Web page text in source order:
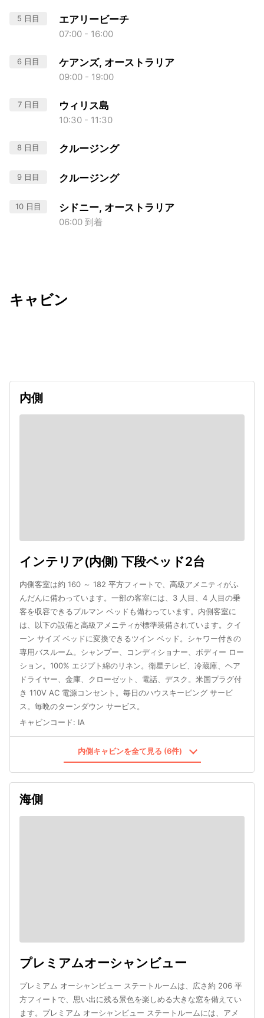
5 日目 エアリービーチ
07:00 - 16:00
6 日目 ケアンズ, オーストラリア
09:00 - 19:00
7 日目 ウィリス島
10:30 - 11:30
8 日目 クルージング
9 日目 クルージング
10 日目 シドニー, オーストラリア
06:00 到着
キャビン
内側
インテリア(内側) 下段ベッド2台
内側客室は約 160 ～ 182 平方フィートで、高級アメニティがふ
んだんに備わっています。一部の客室には、3 人目、4 人目の乗
客を収容できるプルマン ベッドも備わっています。内側客室に
は、以下の設備と高級アメニティが標準装備されています。クイ
ーン サイズ ベッドに変換できるツイン ベッド。シャワー付きの
専用バスルーム。シャンプー、コンディショナー、ボディー ロー
ション。100% エジプト綿のリネン。衛星テレビ、冷蔵庫、ヘア
ドライヤー、金庫、クローゼット、電話、デスク。米国プラグ付
き 110V AC 電源コンセント。毎日のハウスキーピング サービ
ス。毎晩のターンダウン サービス。
キャビンコード: IA
内側キャビンを全て見る (6件)
海側
プレミアムオーシャンビュー
プレミアム オーシャンビュー ステートルームは、広さ約 206 平
方フィートで、思い出に残る景色を楽しめる大きな窓を備えてい
ます。プレミアム オーシャンビュー ステートルームには、アメ